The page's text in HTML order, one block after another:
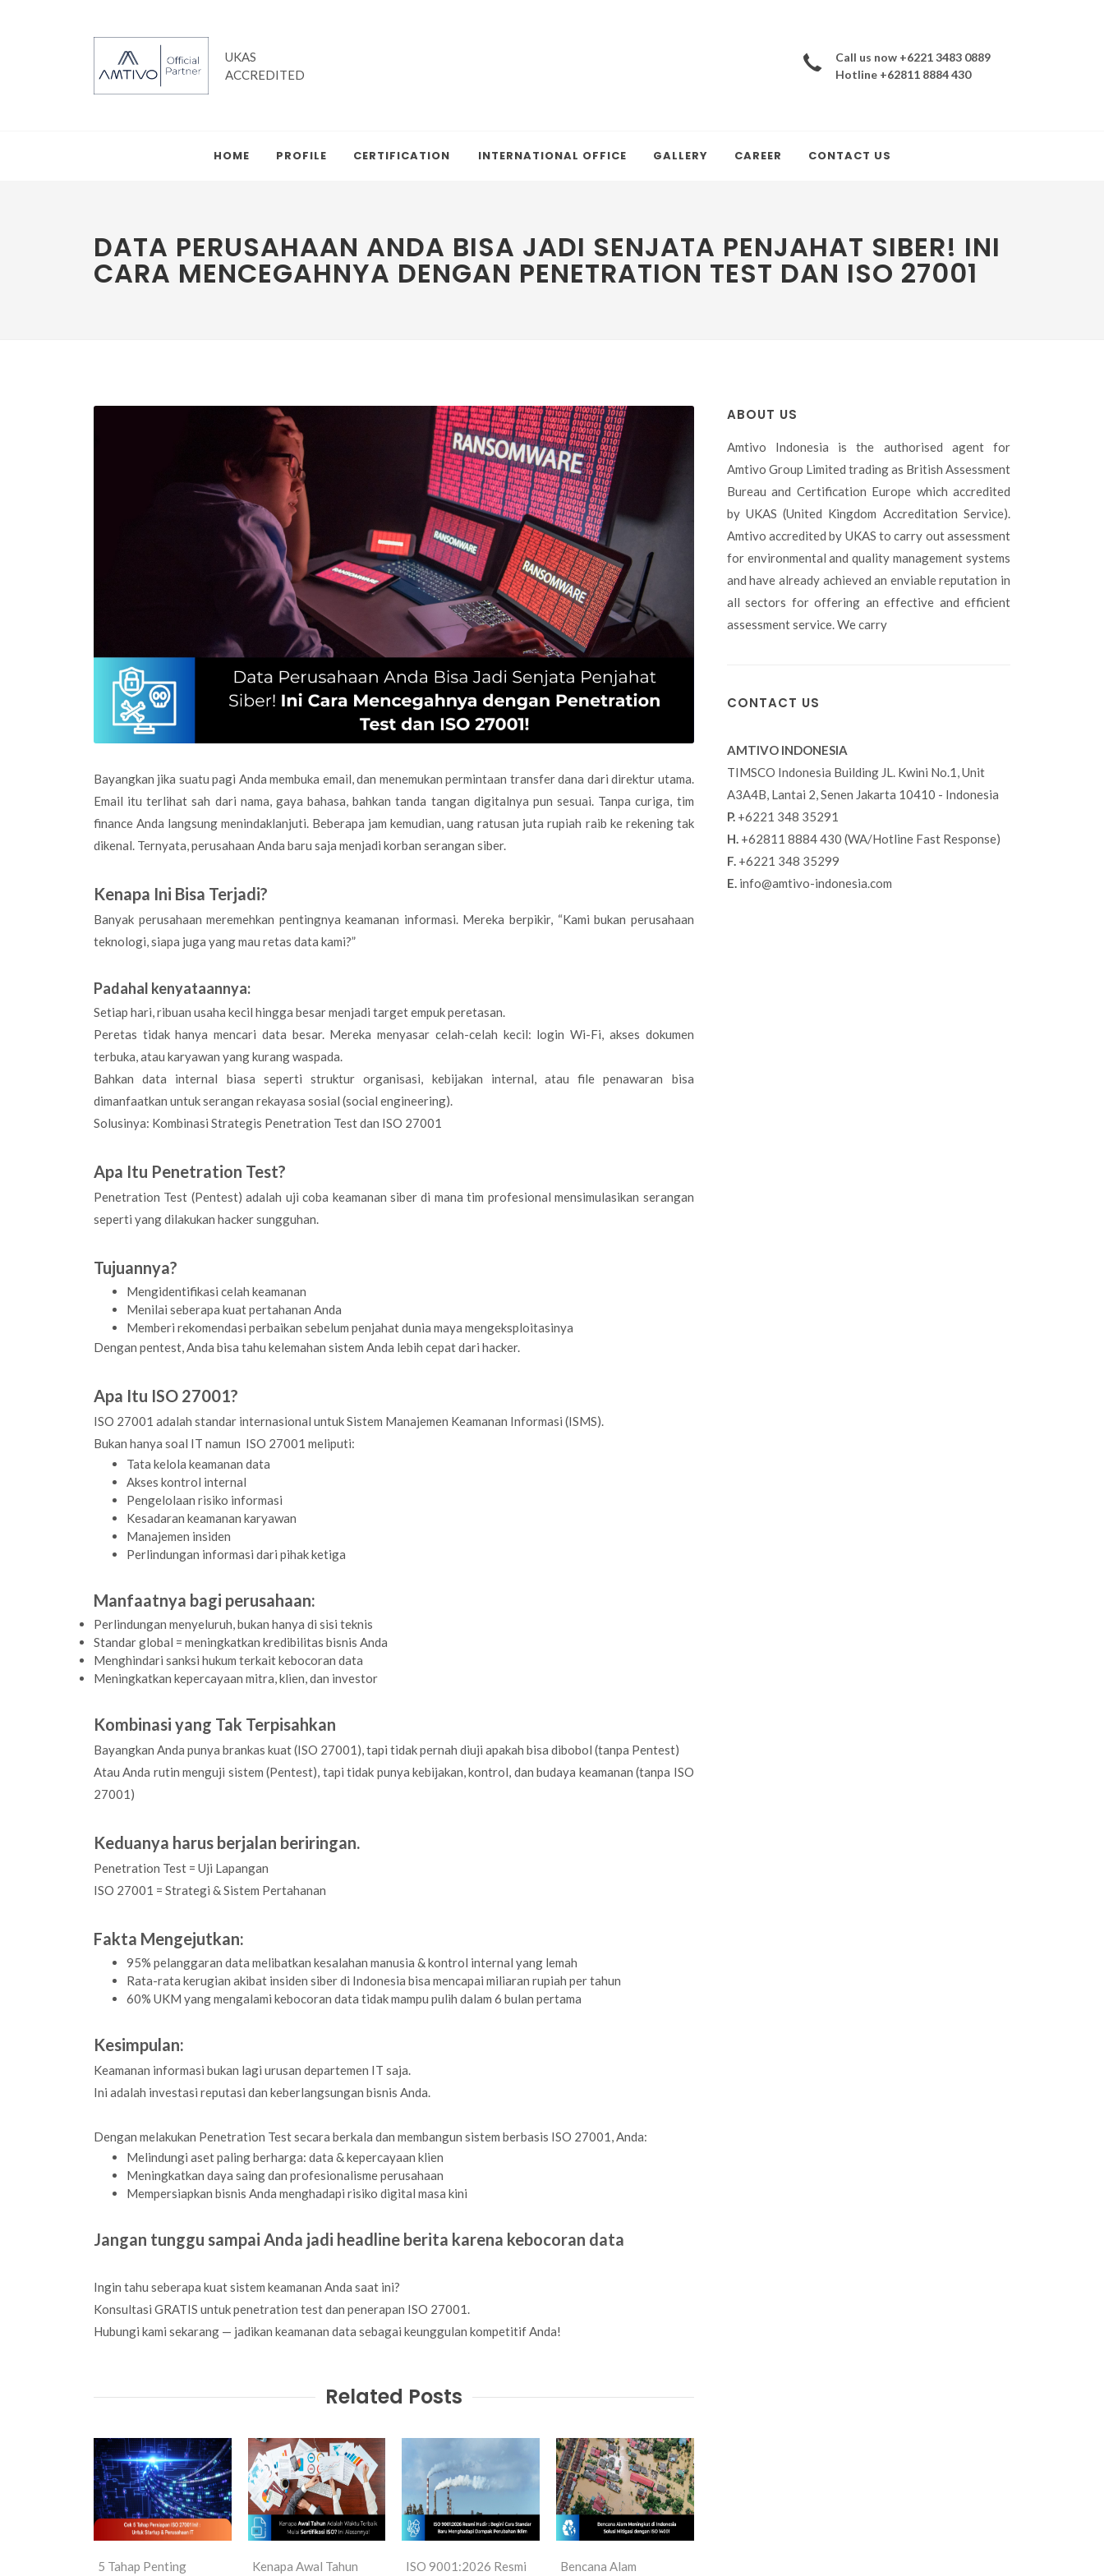
UKAS
ACCREDITED
Call us now +6221 3483 0889
Hotline +62811 8884 430
HOME PROFILE CERTIFICATION INTERNATIONAL OFFICE GALLERY CAREER CONTACT US
DATA PERUSAHAAN ANDA BISA JADI SENJATA PENJAHAT SIBER! INI
CARA MENCEGAHNYA DENGAN PENETRATION TEST DAN ISO 27001
Bayangkan jika suatu pagi Anda membuka email, dan menemukan permintaan transfer dana dari direktur utama.
Email itu terlihat sah dari nama, gaya bahasa, bahkan tanda tangan digitalnya pun sesuai. Tanpa curiga, tim
finance Anda langsung menindaklanjuti. Beberapa jam kemudian, uang ratusan juta rupiah raib ke rekening tak
dikenal. Ternyata, perusahaan Anda baru saja menjadi korban serangan siber.
Kenapa Ini Bisa Terjadi?
Banyak perusahaan meremehkan pentingnya keamanan informasi. Mereka berpikir, “Kami bukan perusahaan
teknologi, siapa juga yang mau retas data kami?”
Padahal kenyataannya:
Setiap hari, ribuan usaha kecil hingga besar menjadi target empuk peretasan.
Peretas tidak hanya mencari data besar. Mereka menyasar celah-celah kecil: login Wi-Fi, akses dokumen
terbuka, atau karyawan yang kurang waspada.
Bahkan data internal biasa seperti struktur organisasi, kebijakan internal, atau file penawaran bisa
dimanfaatkan untuk serangan rekayasa sosial (social engineering).
Solusinya: Kombinasi Strategis Penetration Test dan ISO 27001
Apa Itu Penetration Test?
Penetration Test (Pentest) adalah uji coba keamanan siber di mana tim profesional mensimulasikan serangan
seperti yang dilakukan hacker sungguhan.
Tujuannya?
Mengidentifikasi celah keamanan
Menilai seberapa kuat pertahanan Anda
Memberi rekomendasi perbaikan sebelum penjahat dunia maya mengeksploitasinya
Dengan pentest, Anda bisa tahu kelemahan sistem Anda lebih cepat dari hacker.
Apa Itu ISO 27001?
ISO 27001 adalah standar internasional untuk Sistem Manajemen Keamanan Informasi (ISMS).
Bukan hanya soal IT namun ISO 27001 meliputi:
Tata kelola keamanan data
Akses kontrol internal
Pengelolaan risiko informasi
Kesadaran keamanan karyawan
Manajemen insiden
Perlindungan informasi dari pihak ketiga
Manfaatnya bagi perusahaan:
Perlindungan menyeluruh, bukan hanya di sisi teknis
Standar global = meningkatkan kredibilitas bisnis Anda
Menghindari sanksi hukum terkait kebocoran data
Meningkatkan kepercayaan mitra, klien, dan investor
Kombinasi yang Tak Terpisahkan
Bayangkan Anda punya brankas kuat (ISO 27001), tapi tidak pernah diuji apakah bisa dibobol (tanpa Pentest)
Atau Anda rutin menguji sistem (Pentest), tapi tidak punya kebijakan, kontrol, dan budaya keamanan (tanpa ISO
27001)
Keduanya harus berjalan beriringan.
Penetration Test = Uji Lapangan
ISO 27001 = Strategi & Sistem Pertahanan
Fakta Mengejutkan:
95% pelanggaran data melibatkan kesalahan manusia & kontrol internal yang lemah
Rata-rata kerugian akibat insiden siber di Indonesia bisa mencapai miliaran rupiah per tahun
60% UKM yang mengalami kebocoran data tidak mampu pulih dalam 6 bulan pertama
Kesimpulan:
Keamanan informasi bukan lagi urusan departemen IT saja.
Ini adalah investasi reputasi dan keberlangsungan bisnis Anda.
Dengan melakukan Penetration Test secara berkala dan membangun sistem berbasis ISO 27001, Anda:
Melindungi aset paling berharga: data & kepercayaan klien
Meningkatkan daya saing dan profesionalisme perusahaan
Mempersiapkan bisnis Anda menghadapi risiko digital masa kini
Jangan tunggu sampai Anda jadi headline berita karena kebocoran data
Ingin tahu seberapa kuat sistem keamanan Anda saat ini?
Konsultasi GRATIS untuk penetration test dan penerapan ISO 27001.
Hubungi kami sekarang — jadikan keamanan data sebagai keunggulan kompetitif Anda!
Related Posts
5 Tahap Penting
Kenapa Awal Tahun
ISO 9001:2026 Resmi
Bencana Alam
ABOUT US
Amtivo Indonesia is the authorised agent for
Amtivo Group Limited trading as British Assessment
Bureau and Certification Europe which accredited
by UKAS (United Kingdom Accreditation Service).
Amtivo accredited by UKAS to carry out assessment
for environmental and quality management systems
and have already achieved an enviable reputation in
all sectors for offering an effective and efficient
assessment service. We carry
CONTACT US
AMTIVO INDONESIA
TIMSCO Indonesia Building JL. Kwini No.1, Unit
A3A4B, Lantai 2, Senen Jakarta 10410 - Indonesia
P. +6221 348 35291
H. +62811 8884 430 (WA/Hotline Fast Response)
F. +6221 348 35299
E. info@amtivo-indonesia.com